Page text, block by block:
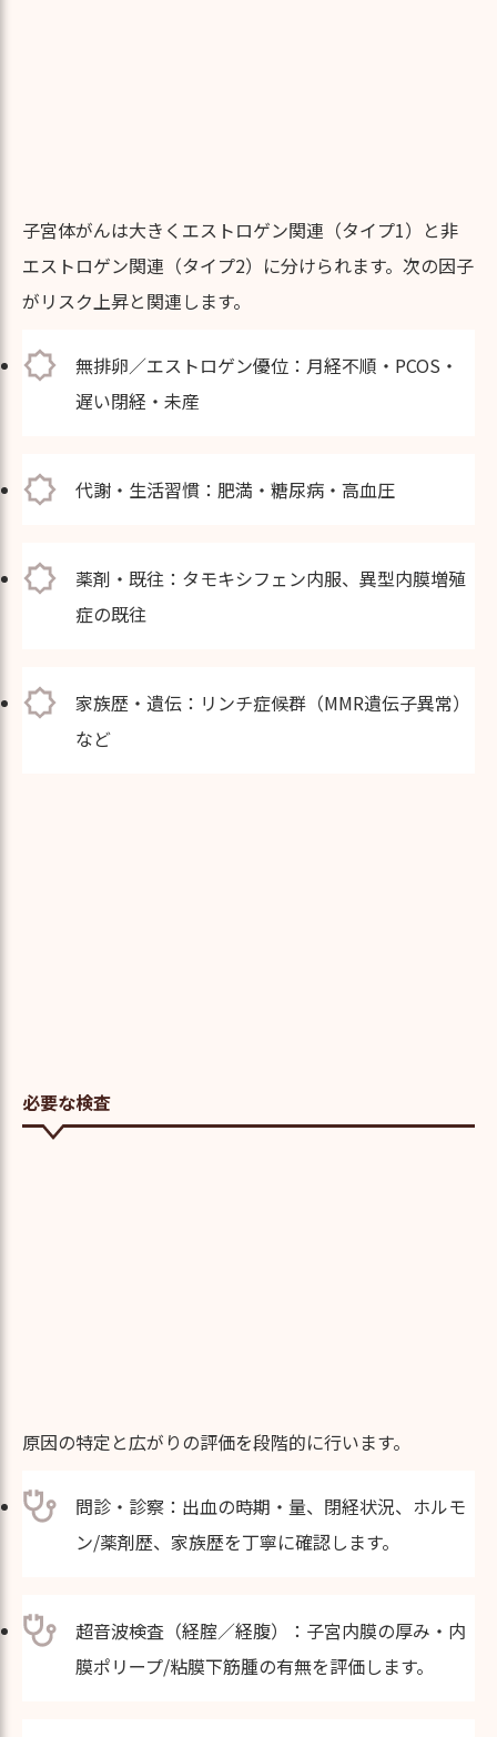
子宮体がんは大きくエストロゲン関連（タイプ1）と非
エストロゲン関連（タイプ2）に分けられます。次の因子
がリスク上昇と関連します。
無排卵／エストロゲン優位：月経不順・PCOS・
遅い閉経・未産
代謝・生活習慣：肥満・糖尿病・高血圧
薬剤・既往：タモキシフェン内服、異型内膜増殖
症の既往
家族歴・遺伝：リンチ症候群（MMR遺伝子異常）
など
必要な検査
原因の特定と広がりの評価を段階的に行います。
問診・診察：出血の時期・量、閉経状況、ホルモ
ン/薬剤歴、家族歴を丁寧に確認します。
超音波検査（経腟／経腹）：子宮内膜の厚み・内
膜ポリープ/粘膜下筋腫の有無を評価します。